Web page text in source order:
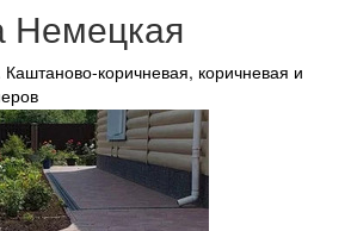
Немецкая
коричневая, коричневая и